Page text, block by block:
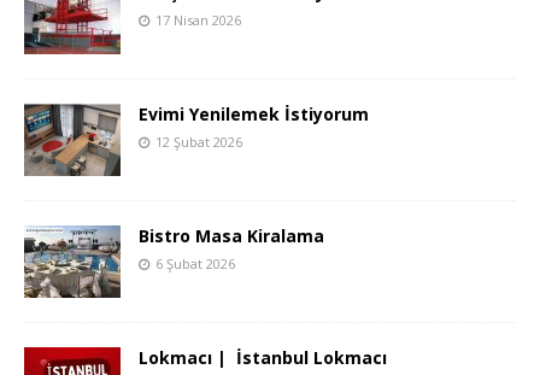
17 Nisan 2026
Evimi Yenilemek İstiyorum
12 Şubat 2026
Bistro Masa Kiralama
6 Şubat 2026
Lokmacı | İstanbul Lokmacı